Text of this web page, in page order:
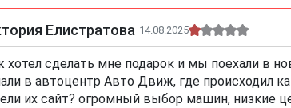
Елистратова 14.08.2025
хотел сделать мне подарок и мы поехали в
в автоцентр Авто Движ, где происходил
их сайт? огромный выбор машин, низкие